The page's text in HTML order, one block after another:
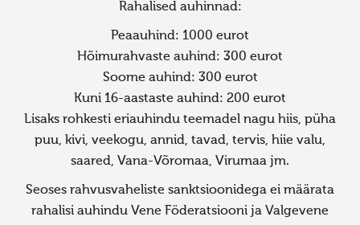
UUS KUVAVÕISTLUS
Hiite kuvavõistlus 2026
VANEMAD KUVAVÕISTLUSED
Kontakt
Rahalised auhinnad:
Peaauhind: 1000 eurot
Hõimurahvaste auhind: 300 eurot
Soome auhind: 300 eurot
Kuni 16-aastaste auhind: 200 eurot
Lisaks rohkesti eriauhindu teemadel nagu hiis, püha
puu, kivi, veekogu, annid, tavad, tervis, hiie valu,
saared, Vana-Võromaa, Virumaa jm.
Seoses rahvusvaheliste sanktsioonidega ei määrata
rahalisi auhindu Vene Föderatsiooni ja Valgevene